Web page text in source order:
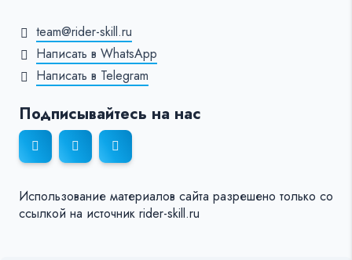
team@rider-skill.ru
Написать в WhatsApp
Написать в Telegram
Подписывайтесь на нас
Использование материалов сайта разрешено только со
ссылкой на источник rider-skill.ru